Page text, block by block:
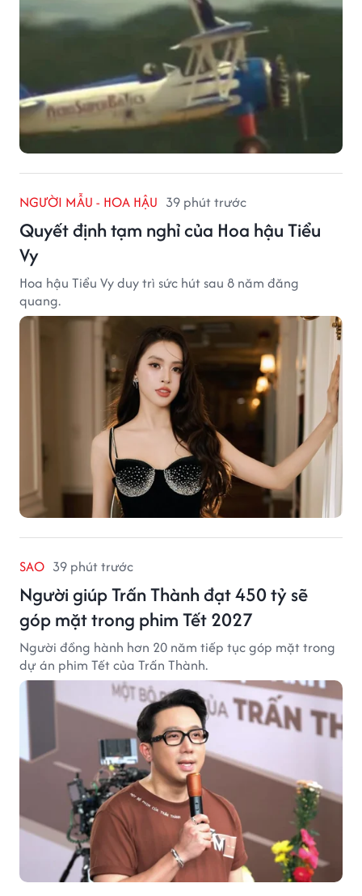
NGƯỜI MẪU - HOA HẬU 39 phút trước
Quyết định tạm nghỉ của Hoa hậu Tiểu
Vy
Hoa hậu Tiểu Vy duy trì sức hút sau 8 năm đăng
quang.
SAO 39 phút trước
Người giúp Trấn Thành đạt 450 tỷ sẽ
góp mặt trong phim Tết 2027
Người đồng hành hơn 20 năm tiếp tục góp mặt trong
dự án phim Tết của Trấn Thành.